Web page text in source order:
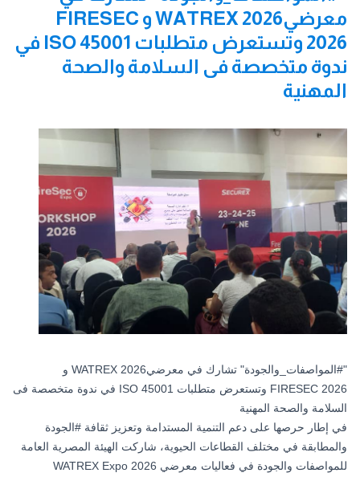
معرضي2026 WATREX و FIRESEC
2026 وتستعرض متطلبات ISO 45001 في
ندوة متخصصة فى السلامة والصحة
المهنية
"#المواصفات_والجودة
" تشارك في معرضي2026 WATREX و
FIRESEC 2026 وتستعرض متطلبات ISO 45001 في ندوة متخصصة فى
السلامة والصحة المهنية
في إطار حرصها على دعم التنمية المستدامة وتعزيز ثقافة #الجودة
والمطابقة في مختلف القطاعات الحيوية، شاركت الهيئة المصرية العامة
للمواصفات والجودة
في فعاليات معرضي WATREX Expo 2026